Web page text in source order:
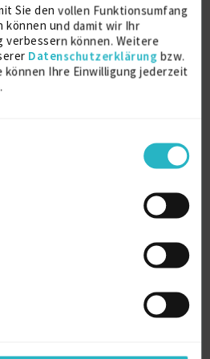
Sie den vollen Funktionsumfang
können und damit wir Ihr
können. Weitere
Datenschutzerklärung bzw.
können Ihre Einwilligung jederzeit
Jahren erfolgreich Meta Ads
& Instagram) für Lifestyle,
strategische
Creatives decke ich das
um die festgelegten
zu erreichen. Dabei ist
Strategie im Blick zu